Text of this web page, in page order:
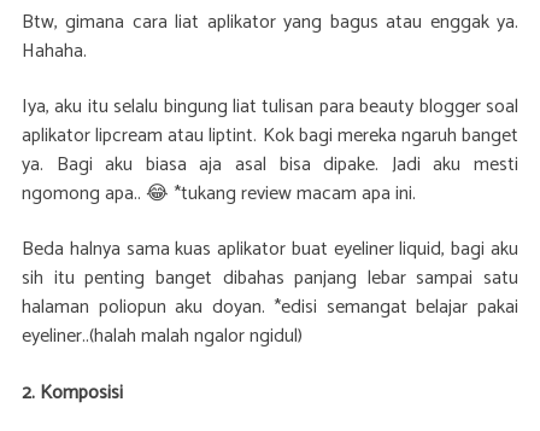
Btw, gimana cara liat aplikator yang bagus atau enggak ya.
Hahaha.
Iya, aku itu selalu bingung liat tulisan para beauty blogger soal
aplikator lipcream atau liptint. Kok bagi mereka ngaruh banget
ya. Bagi aku biasa aja asal bisa dipake. Jadi aku mesti
ngomong apa.. 😂 *tukang review macam apa ini.
Beda halnya sama kuas aplikator buat eyeliner liquid, bagi aku
sih itu penting banget dibahas panjang lebar sampai satu
halaman poliopun aku doyan. *edisi semangat belajar pakai
eyeliner..(halah malah ngalor ngidul)
2. Komposisi